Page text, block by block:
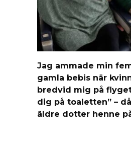
Jag ammade min
gamla bebis när
bredvid mig på flyget
dig på toaletten” –
äldre dotter henne